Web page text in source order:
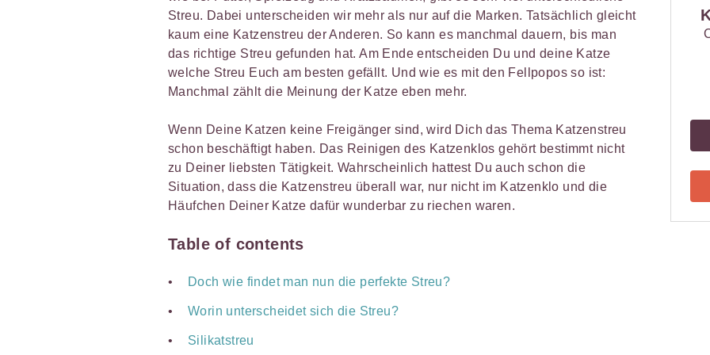
Streu. Dabei unterscheiden wir mehr als nur auf die Marken. Tatsächlich gleicht
kaum eine Katzenstreu der Anderen. So kann es manchmal dauern, bis man
das richtige Streu gefunden hat. Am Ende entscheiden Du und deine Katze
welche Streu Euch am besten gefällt. Und wie es mit den Fellpopos so ist:
Manchmal zählt die Meinung der Katze eben mehr.
Wenn Deine Katzen keine Freigänger sind, wird Dich das Thema Katzenstreu
schon beschäftigt haben. Das Reinigen des Katzenklos gehört bestimmt nicht
zu Deiner liebsten Tätigkeit. Wahrscheinlich hattest Du auch schon die
Situation, dass die Katzenstreu überall war, nur nicht im Katzenklo und die
Häufchen Deiner Katze dafür wunderbar zu riechen waren.
Table of contents
Doch wie findet man nun die perfekte Streu?
Worin unterscheidet sich die Streu?
Silikatstreu